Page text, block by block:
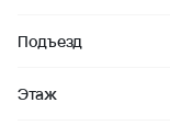
Подъезд
Этаж